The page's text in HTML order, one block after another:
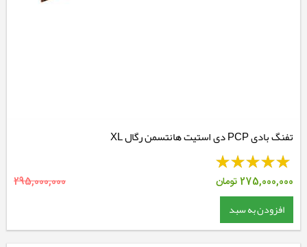
تفنگ بادی PCP دی استیت هانتسمن رگال XL
275,000,000تومان 295,000,000
افزودن به سبد